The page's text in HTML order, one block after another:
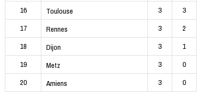
16
Toulouse 3
3
17
Rennes 3
2
18
Dijon 3
1
19
Metz 3
0
20
Amiens 3 0